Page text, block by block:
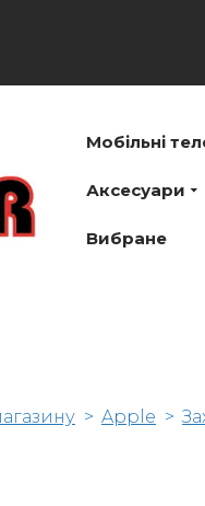
Мобільні
Аксесуари
Вибране
Apple